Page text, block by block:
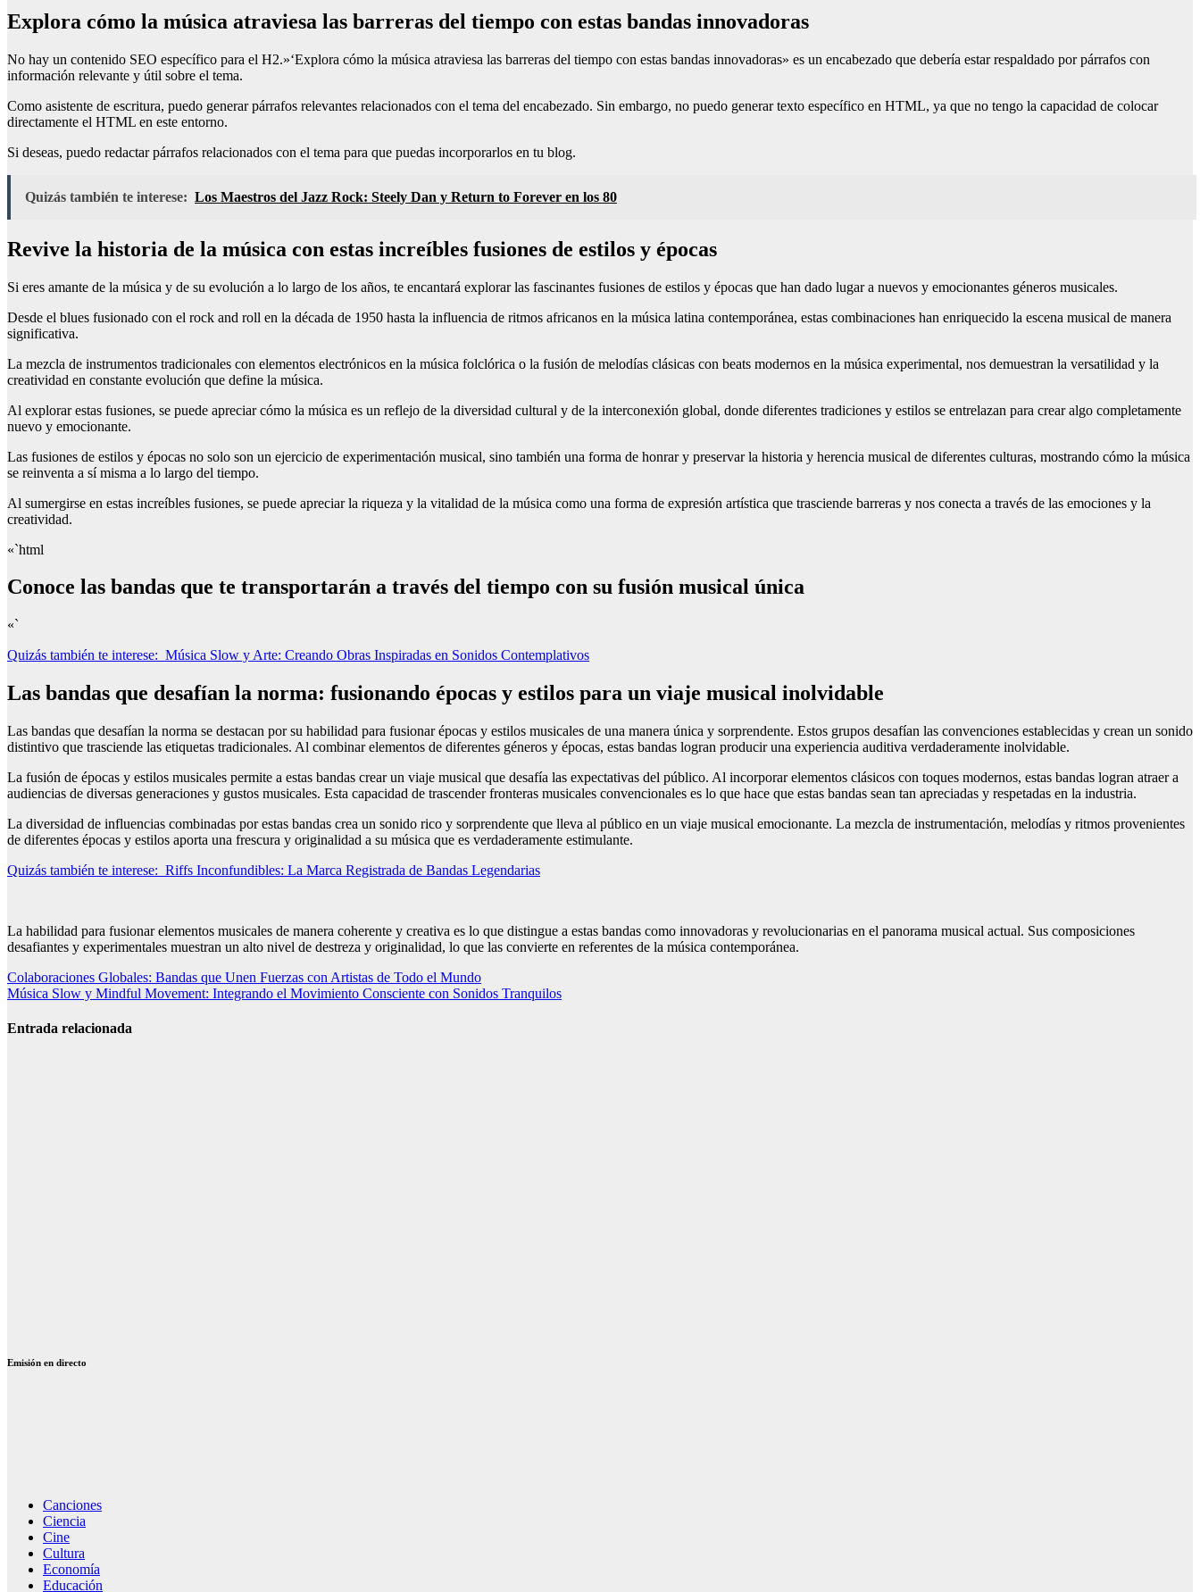
Explora cómo la música atraviesa las barreras del tiempo con estas bandas innovadoras
No hay un contenido SEO específico para el H2.»‘Explora cómo la música atraviesa las barreras del tiempo con estas bandas innovadoras» es un encabezado que debería estar respaldado por párrafos con
información relevante y útil sobre el tema.
Como asistente de escritura, puedo generar párrafos relevantes relacionados con el tema del encabezado. Sin embargo, no puedo generar texto específico en HTML, ya que no tengo la capacidad de colocar
directamente el HTML en este entorno.
Si deseas, puedo redactar párrafos relacionados con el tema para que puedas incorporarlos en tu blog.
Quizás también te interese: Los Maestros del Jazz Rock: Steely Dan y Return to Forever en los 80
Revive la historia de la música con estas increíbles fusiones de estilos y épocas
Si eres amante de la música y de su evolución a lo largo de los años, te encantará explorar las fascinantes fusiones de estilos y épocas que han dado lugar a nuevos y emocionantes géneros musicales.
Desde el blues fusionado con el rock and roll en la década de 1950 hasta la influencia de ritmos africanos en la música latina contemporánea, estas combinaciones han enriquecido la escena musical de manera
significativa.
La mezcla de instrumentos tradicionales con elementos electrónicos en la música folclórica o la fusión de melodías clásicas con beats modernos en la música experimental, nos demuestran la versatilidad y la
creatividad en constante evolución que define la música.
Al explorar estas fusiones, se puede apreciar cómo la música es un reflejo de la diversidad cultural y de la interconexión global, donde diferentes tradiciones y estilos se entrelazan para crear algo completamente
nuevo y emocionante.
Las fusiones de estilos y épocas no solo son un ejercicio de experimentación musical, sino también una forma de honrar y preservar la historia y herencia musical de diferentes culturas, mostrando cómo la música
se reinventa a sí misma a lo largo del tiempo.
Al sumergirse en estas increíbles fusiones, se puede apreciar la riqueza y la vitalidad de la música como una forma de expresión artística que trasciende barreras y nos conecta a través de las emociones y la
creatividad.
«`html
Conoce las bandas que te transportarán a través del tiempo con su fusión musical única
«`
Quizás también te interese: Música Slow y Arte: Creando Obras Inspiradas en Sonidos Contemplativos
Las bandas que desafían la norma: fusionando épocas y estilos para un viaje musical inolvidable
Las bandas que desafían la norma se destacan por su habilidad para fusionar épocas y estilos musicales de una manera única y sorprendente. Estos grupos desafían las convenciones establecidas y crean un sonido
distintivo que trasciende las etiquetas tradicionales. Al combinar elementos de diferentes géneros y épocas, estas bandas logran producir una experiencia auditiva verdaderamente inolvidable.
La fusión de épocas y estilos musicales permite a estas bandas crear un viaje musical que desafía las expectativas del público. Al incorporar elementos clásicos con toques modernos, estas bandas logran atraer a
audiencias de diversas generaciones y gustos musicales. Esta capacidad de trascender fronteras musicales convencionales es lo que hace que estas bandas sean tan apreciadas y respetadas en la industria.
La diversidad de influencias combinadas por estas bandas crea un sonido rico y sorprendente que lleva al público en un viaje musical emocionante. La mezcla de instrumentación, melodías y ritmos provenientes
de diferentes épocas y estilos aporta una frescura y originalidad a su música que es verdaderamente estimulante.
Quizás también te interese: Riffs Inconfundibles: La Marca Registrada de Bandas Legendarias
La habilidad para fusionar elementos musicales de manera coherente y creativa es lo que distingue a estas bandas como innovadoras y revolucionarias en el panorama musical actual. Sus composiciones
desafiantes y experimentales muestran un alto nivel de destreza y originalidad, lo que las convierte en referentes de la música contemporánea.
Navegación
de
entradas
Colaboraciones Globales: Bandas que Unen Fuerzas con Artistas de Todo el Mundo
Música Slow y Mindful Movement: Integrando el Movimiento Consciente con Sonidos Tranquilos
Entrada relacionada
Emisión en directo
Canciones
Ciencia
Cine
Cultura
Economía
Educación